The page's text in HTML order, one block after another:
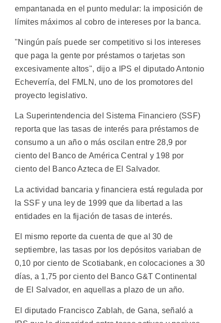
empantanada en el punto medular: la imposición de
límites máximos al cobro de intereses por la banca.
"Ningún país puede ser competitivo si los intereses
que paga la gente por préstamos o tarjetas son
excesivamente altos", dijo a IPS el diputado Antonio
Echeverría, del FMLN, uno de los promotores del
proyecto legislativo.
La Superintendencia del Sistema Financiero (SSF)
reporta que las tasas de interés para préstamos de
consumo a un año o más oscilan entre 28,9 por
ciento del Banco de América Central y 198 por
ciento del Banco Azteca de El Salvador.
La actividad bancaria y financiera está regulada por
la SSF y una ley de 1999 que da libertad a las
entidades en la fijación de tasas de interés.
El mismo reporte da cuenta de que al 30 de
septiembre, las tasas por los depósitos variaban de
0,10 por ciento de Scotiabank, en colocaciones a 30
días, a 1,75 por ciento del Banco G&T Continental
de El Salvador, en aquellas a plazo de un año.
El diputado Francisco Zablah, de Gana, señaló a